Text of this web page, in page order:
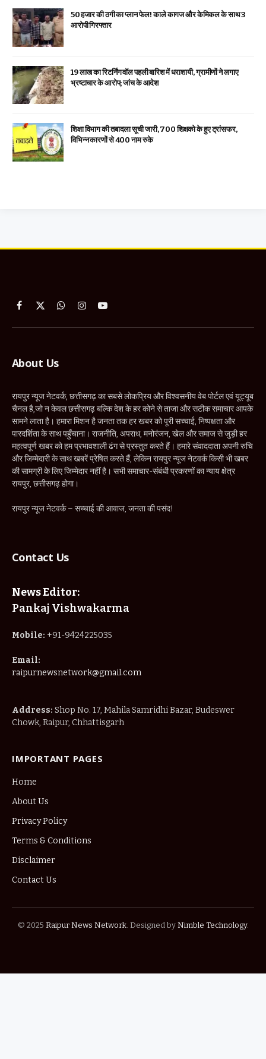
₹50 हजार की ठगी का प्लान फेल! काले कागज और केमिकल के साथ 3
आरोपी गिरफ्तार
19 लाख का रिटर्निंग वॉल पहली बारिश में धराशायी, ग्रामीणों ने लगाए
भ्रष्टाचार के आरोप; जांच के आदेश
शिक्षा विभाग की तबादला सूची जारी, 700 शिक्षको के हुए ट्रांसफर,
विभिन्न कारणों से 400 नाम रुके
Facebook
X
WhatsApp
InstagramYouTube
About Us
रायपुर न्यूज नेटवर्क, छत्तीसगढ़ का सबसे लोकप्रिय और विश्वसनीय वेब पोर्टल एवं यूट्यूब
चैनल है,जो न केवल छत्तीसगढ़ बल्कि देश के हर कोने से ताजा और सटीक समाचार आपके
सामने लाता है। हमारा मिशन है जनता तक हर खबर को पूरी सच्चाई, निष्पक्षता और
पारदर्शिता के साथ पहुँचाना। राजनीति, अपराध, मनोरंजन, खेल और समाज से जुड़ी हर
महत्वपूर्ण खबर को हम प्रभावशाली ढंग से प्रस्तुत करते हैं। हमारे संवाददाता अपनी रुचि
और जिम्मेदारी के साथ खबरें प्रेषित करते हैं, लेकिन रायपुर न्यूज नेटवर्क किसी भी खबर
की सामग्री के लिए जिम्मेदार नहीं है। सभी समाचार-संबंधी प्रकरणों का न्याय क्षेत्र
रायपुर, छत्तीसगढ़ होगा।
रायपुर न्यूज नेटवर्क – सच्चाई की आवाज, जनता की पसंद!
Contact Us
News Editor:
Pankaj Vishwakarma
Mobile: +91-9424225035
Email:
raipurnewsnetwork@gmail.com
Address: Shop No. 17, Mahila Samridhi Bazar, Budeswer
Chowk, Raipur, Chhattisgarh
IMPORTANT PAGES
Home
About Us
Privacy Policy
Terms & Conditions
Disclaimer
Contact Us
© 2025 Raipur News Network. Designed by Nimble Technology.